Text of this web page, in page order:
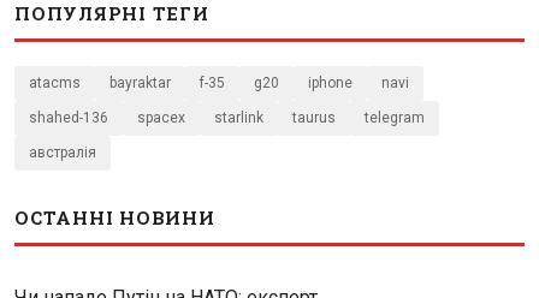
ПОПУЛЯРНІ ТЕГИ
atacms bayraktar f-35 g20 iphone navi
shahed-136 spacex starlink taurus telegram
австралія
ОСТАННІ НОВИНИ